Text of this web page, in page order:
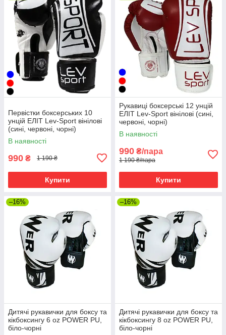
Первістки боксерських 10
унцій EЛІТ Lev-Sport вінілові
(сині, червоні, чорні)
В наявності
990 ₴ 1 190 ₴
Купити
Рукавиці боксерські 12 унцій
ЕЛІТ Lev-Sport вінілові (сині,
червоні, чорні)
В наявності
990 ₴/пара
1 190 ₴/пара
Купити
–16%
Дитячі рукавички для боксу та
кікбоксингу 6 oz POWER PU,
біло-чорні
–16%
Дитячі рукавички для боксу та
кікбоксингу 8 oz POWER PU,
біло-чорні